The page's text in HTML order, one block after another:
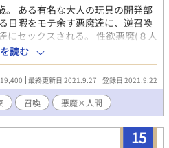
。 ある有名な大人の玩具の開発部
日暇をモテ余す悪魔達に、逆召喚
にセックスされる。 性欲悪魔(８人
魔達は釘付け…『お前は俺達のも
読む
最終更新日 2021.9.27 登録日 2021.9.22
召喚 悪魔×人間
15